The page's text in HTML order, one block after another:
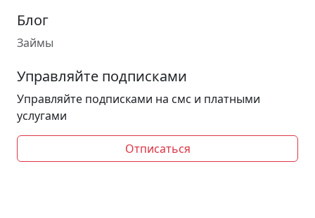
Блог
Займы
Управляйте подписками
Управляйте подписками на смс и платными
услугами
Отписаться